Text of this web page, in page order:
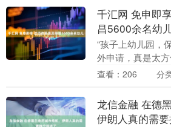
出场约15分钟，这
千汇网 免申即
昌5600余名幼
“孩子上幼儿园，
外申请，真是太
士算起这笔“教育
策，参照同....
查看：206 分
龙信金融 在德
伊朗人真的需